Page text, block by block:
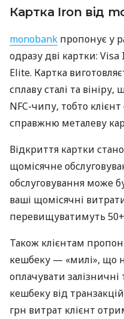
Картка Iron від
monobank пропонує у
одразу дві картки:
Elite. Картка
сплаву сталі та
NFC-чипу, тобто
справжню металеву
Відкриття картки
щомісячне
обслуговування може
ваші щомісячні
перевищуватимуть
Також клієнтам
кешбеку — «милі», що
оплачувати
кешбеку від
грн витрат клієнт